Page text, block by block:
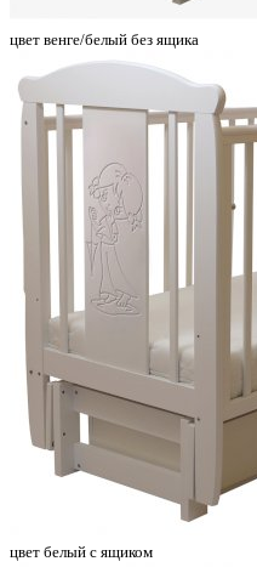
цвет венге/белый без ящика
цвет белый с ящиком